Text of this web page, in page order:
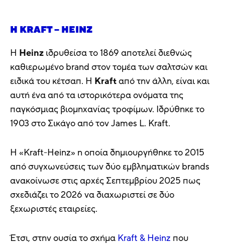
Η KRAFT – HEINZ
Η Heinz ιδρυθείσα το 1869 αποτελεί διεθνώς
καθιερωμένο brand στον τομέα των σαλτσών και
ειδικά του κέτσαπ. Η Kraftαπό την άλλη, είναι και
αυτή ένα από τα ιστορικότερα ονόματα της
παγκόσμιας βιομηχανίας τροφίμων. Ιδρύθηκε το
1903 στο Σικάγο από τον James L. Kraft.
Η «Kraft-Heinz» η οποία δημιουργήθηκε το 2015
από συγχωνεύσεις των δύο εμβληματικών brands
ανακοίνωσε στις αρχές Σεπτεμβρίου 2025 πως
σχεδιάζει το 2026 να διαχωριστεί σε δύο
ξεχωριστές εταιρείες.
Έτσι, στην ουσία το σχήμα Kraft & Heinz που